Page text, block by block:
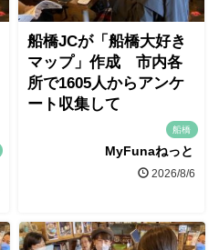
船橋JCが「船橋大好き
マップ」作成 市内各
所で1605人からアンケ
ート収集して
船橋
MyFunaねっと
2026/8/6